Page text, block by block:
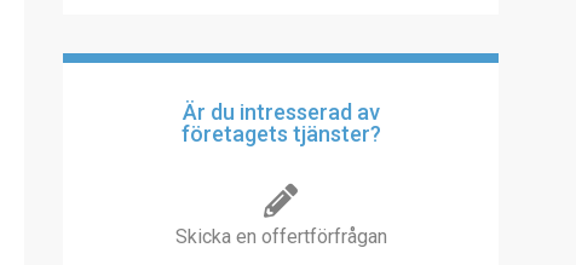
Är du intresserad av
företagets tjänster?
Skicka en offertförfrågan